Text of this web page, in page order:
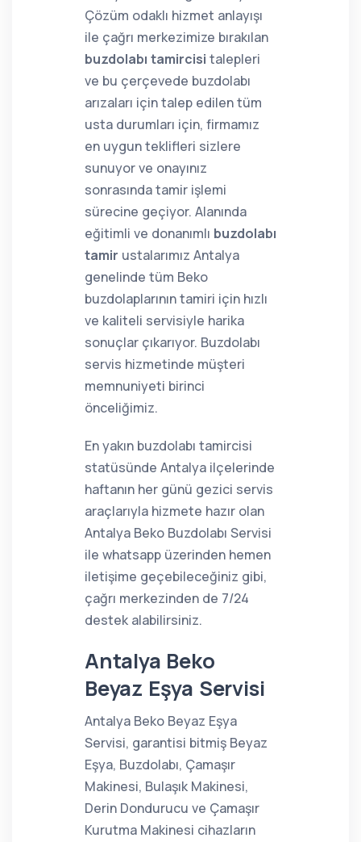
Çözüm odaklı hizmet anlayışı
ile çağrı merkezimize bırakılan
buzdolabı tamircisi talepleri
ve bu çerçevede buzdolabı
arızaları için talep edilen tüm
usta durumları için, firmamız
en uygun teklifleri sizlere
sunuyor ve onayınız
sonrasında tamir işlemi
sürecine geçiyor. Alanında
eğitimli ve donanımlı buzdolabı
tamir ustalarımız Antalya
genelinde tüm Beko
buzdolaplarının tamiri için hızlı
ve kaliteli servisiyle harika
sonuçlar çıkarıyor. Buzdolabı
servis hizmetinde müşteri
memnuniyeti birinci
önceliğimiz.
En yakın buzdolabı tamircisi
statüsünde Antalya ilçelerinde
haftanın her günü gezici servis
araçlarıyla hizmete hazır olan
Antalya Beko Buzdolabı Servisi
ile whatsapp üzerinden hemen
iletişime geçebileceğiniz gibi,
çağrı merkezinden de 7/24
destek alabilirsiniz.
Antalya Beko
Beyaz Eşya Servisi
Antalya Beko Beyaz Eşya
Servisi, garantisi bitmiş Beyaz
Eşya, Buzdolabı, Çamaşır
Makinesi, Bulaşık Makinesi,
Derin Dondurucu ve Çamaşır
Kurutma Makinesi cihazların